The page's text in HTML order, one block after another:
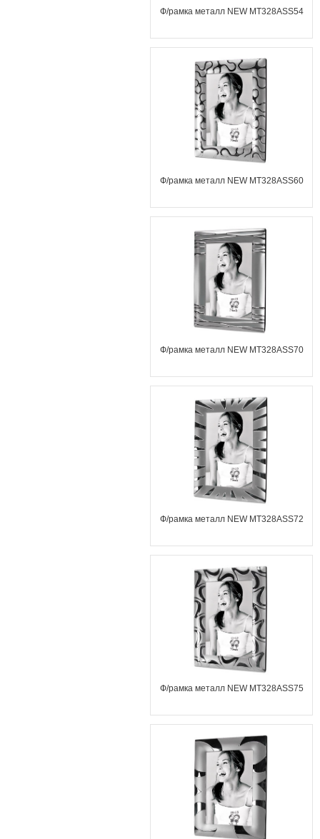
Ф/рамка металл NEW MT328ASS54
Ф/рамка металл NEW MT328ASS60
Ф/рамка металл NEW MT328ASS70
Ф/рамка металл NEW MT328ASS72
Ф/рамка металл NEW MT328ASS75